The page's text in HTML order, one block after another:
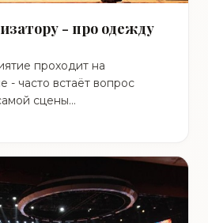
- про одежду
проходит на
- часто встаёт вопрос
сцены
декорациями.